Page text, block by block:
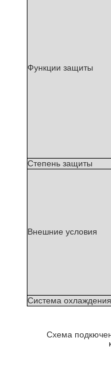
Функции защиты
Степень защиты
Внешние условия
Система охлаждения
Схема